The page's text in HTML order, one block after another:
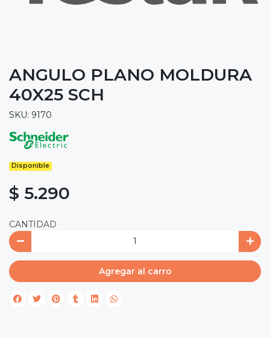
ANGULO PLANO MOLDURA
40X25 SCH
SKU: 9170
Disponible
$ 5.290
CANTIDAD
Agregar al carro